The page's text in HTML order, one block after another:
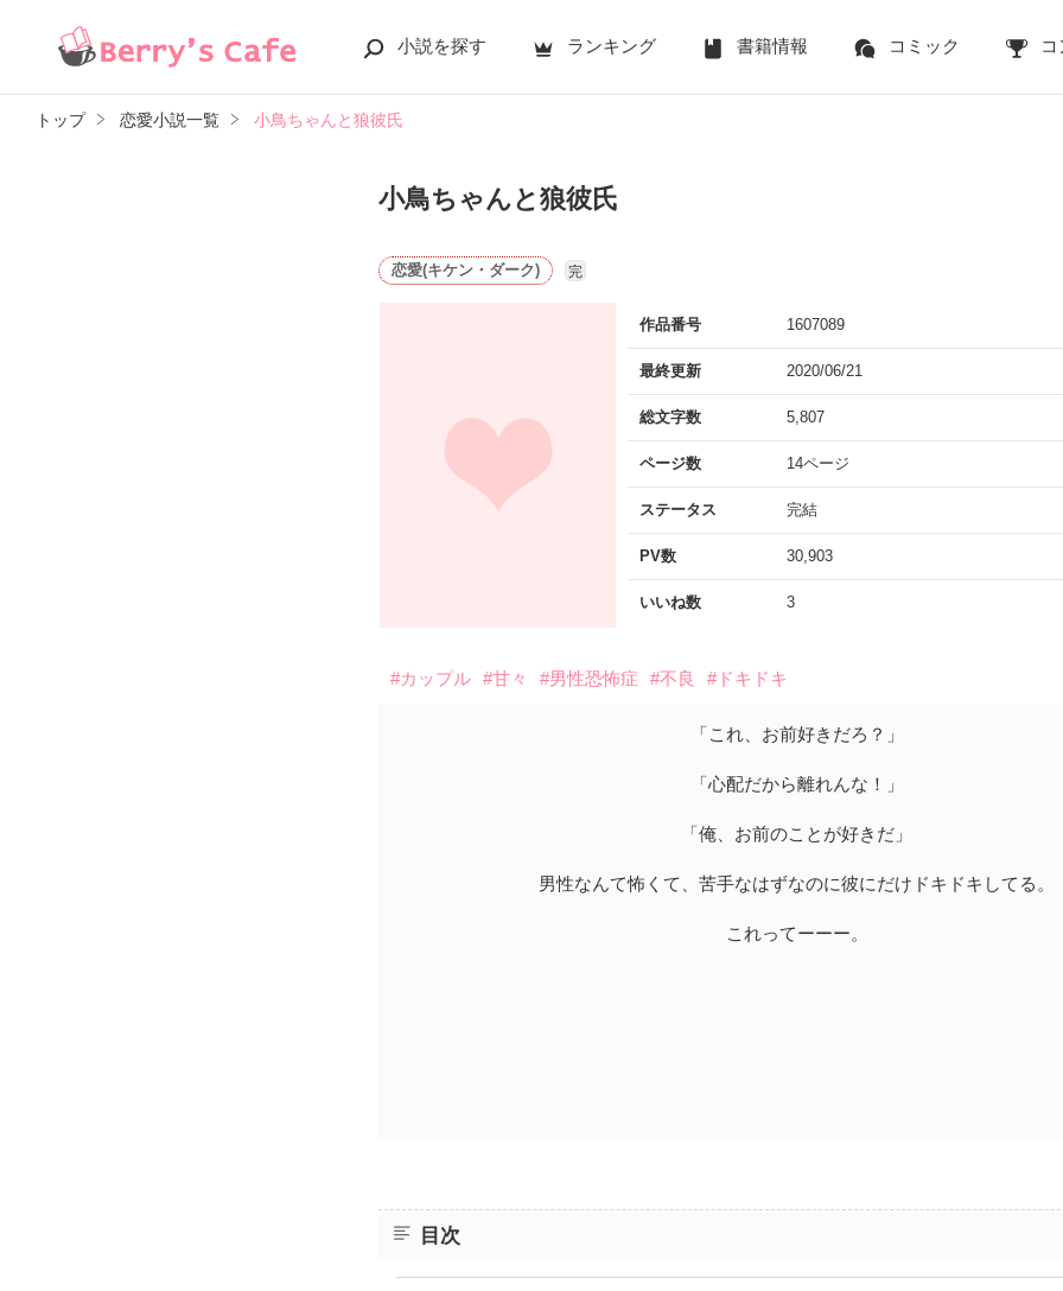
小説を探す ランキング 書籍情報 コミック コ
トップ 恋愛小説一覧 小鳥ちゃんと狼彼氏
小鳥ちゃんと狼彼氏
恋愛(キケン・ダーク) 完
作品番号 1607089
最終更新 2020/06/21
総文字数 5,807
ページ数 14ページ
ステータス 完結
PV数 30,903
いいね数 3
#カップル #甘々 #男性恐怖症 #不良 #ドキドキ
「これ、お前好きだろ？」
「心配だから離れんな！」
「俺、お前のことが好きだ」
男性なんて怖くて、苦手なはずなのに彼にだけドキドキしてる。
これってーーー。
目次